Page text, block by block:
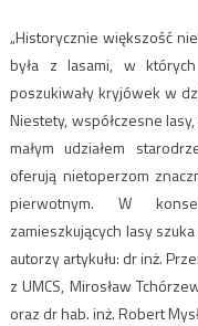
„Historycznie większość
była z lasami, w
poszukiwały kryjówek w
Niestety, współczesne
małym udziałem
oferują nietoperzom
pierwotnym. W
zamieszkujących lasy
autorzy artykułu: dr inż.
z UMCS, Mirosław
oraz dr hab. inż. Robert